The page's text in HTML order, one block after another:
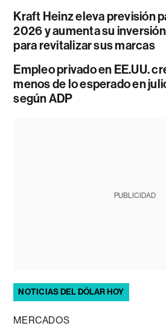
Kraft Heinz eleva previsión
2026 y aumenta su inversión
para revitalizar sus marcas
Empleo privado en EE.UU.
menos de lo esperado en
según ADP
PUBLICIDAD
NOTICIAS DEL DÓLAR HOY
MERCADOS